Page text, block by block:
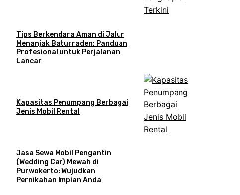
Tips Berkendara Aman di Jalur
Menanjak Baturraden: Panduan
Profesional untuk Perjalanan
Lancar
Kapasitas Penumpang Berbagai
Jenis Mobil Rental
Jasa Sewa Mobil Pengantin
(Wedding Car) Mewah di
Purwokerto: Wujudkan
Pernikahan Impian Anda